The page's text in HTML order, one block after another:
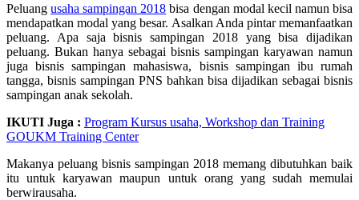
Peluangusaha sampingan 2018 bisa dengan modal kecil namun bisa
mendapatkan modal yang besar. Asalkan Anda pintar memanfaatkan
peluang. Apa saja bisnis sampingan 2018 yang bisa dijadikan
peluang. Bukan hanya sebagai bisnis sampingan karyawan namun
juga bisnis sampingan mahasiswa, bisnis sampingan ibu rumah
tangga, bisnis sampingan PNS bahkan bisa dijadikan sebagai bisnis
sampingan anak sekolah.
IKUTI Juga : Program Kursus usaha, Workshop dan Training
GOUKM Training Center
Makanya peluang bisnis sampingan 2018 memang dibutuhkan baik
itu untuk karyawan maupun untuk orang yang sudah memulai
berwirausaha.